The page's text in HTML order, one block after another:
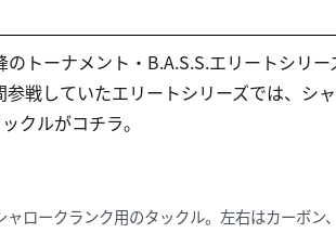
トーナメント・B.A.S.S.エリートシリ
戦していたエリートシリーズでは、シ
クルがコチラ。
ロークランク用のタックル。左右はカーボン